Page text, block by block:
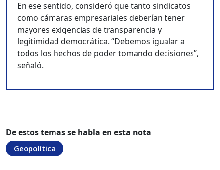
En ese sentido, consideró que tanto sindicatos
como cámaras empresariales deberían tener
mayores exigencias de transparencia y
legitimidad democrática. “Debemos igualar a
todos los hechos de poder tomando decisiones”,
señaló.
De estos temas se habla en esta nota
Geopolítica